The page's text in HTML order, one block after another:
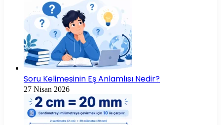
Soru Kelimesinin Eş Anlamlısı Nedir?
27 Nisan 2026